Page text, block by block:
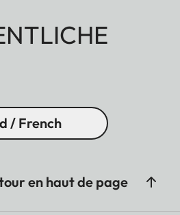
/ French
en haut de page